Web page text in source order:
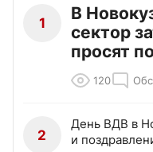
1
В
сектор
просят
120
2
День ВДВ в
и